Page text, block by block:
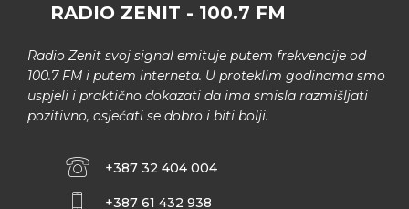
RADIO ZENIT - 100.7 FM
Radio Zenit svoj signal emituje putem frekvencije od
100.7 FM i putem interneta. U proteklim godinama smo
uspjeli i praktično dokazati da ima smisla razmišljati
pozitivno, osjećati se dobro i biti bolji.
+387 32 404 004
+387 61 432 938